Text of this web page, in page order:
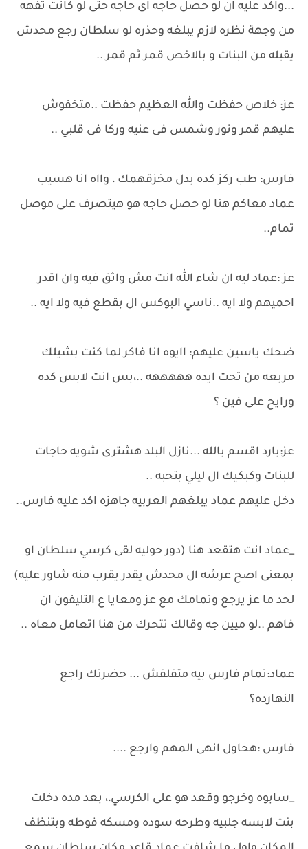
...واكد عليه ان لو حصل حاجه اى حاجه حتى لو كانت تفهه
من وجهة نظره لازم يبلغه وحذره لو سلطان رجع محدش
يقبله من البنات و بالاخص قمر ثم قمر ..
عز: خلاص حفظت والله العظيم حفظت ..متخفوش
عليهم قمر ونور وشمس فى عنيه وركا فى قلبي ..
فارس: طب ركز كده بدل مخزقهمك ، وااه انا هسيب
عماد معاكم هنا لو حصل حاجه هو هيتصرف على موصل
تمام..
عز :عماد ليه ان شاء الله انت مش واثق فيه وان اقدر
احميهم ولا ايه ..ناسي البوكس ال بقطع فيه ولا ايه ..
ضحك ياسين عليهم: اايوه انا فاكر لما كنت بشيلك
مربعه من تحت ايده هههههه ..،بس انت لابس كده
ورايح على فين ؟
عز:بارد اقسم بالله ...نازل البلد هشترى شويه حاجات
للبنات وكبكيك ال ليلي بتحبه ..
دخل عليهم عماد يبلغهم العربيه جاهزه اكد عليه فارس..
_عماد انت هتقعد هنا (دور حوليه لقى كرسي سلطان او
بمعنى اصح عرشه ال محدش يقدر يقرب منه شاور عليه)
لحد ما عز يرجع وتمامك مع عز ومعايا ع التليفون ان
فاهم ..لو ميين جه وقالك تتحرك من هنا اتعامل معاه ..
عماد:تمام فارس بيه متقلقش ... حضرتك راجع
النهارده؟
فارس :هحاول انهى المهم وارجع ....
_سابوه وخرجو وقعد هو على الكرسي،، بعد مده دخلت
بنت لابسه جلبيه وطرحه سوده ومسكه فوطه وبتنظف